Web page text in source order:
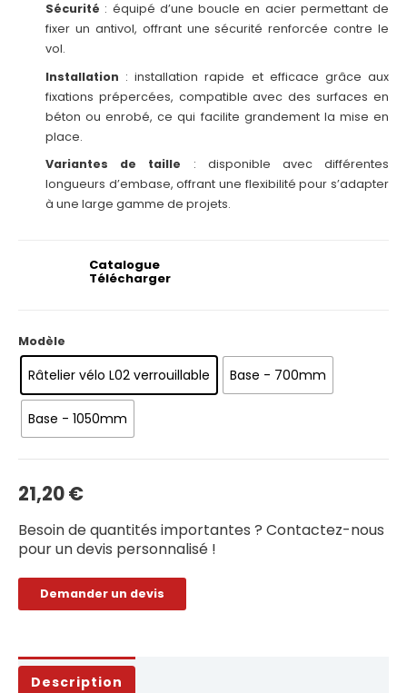
Sécurité : équipé d’une boucle en acier permettant de
fixer un antivol, offrant une sécurité renforcée contre le
vol.
Installation : installation rapide et efficace grâce aux
fixations prépercées, compatible avec des surfaces en
béton ou enrobé, ce qui facilite grandement la mise en
place.
Variantes de taille : disponible avec différentes
longueurs d’embase, offrant une flexibilité pour s’adapter
à une large gamme de projets.
Catalogue
Télécharger
Modèle
Râtelier vélo L02 verrouillable Base - 700mm
Base - 1050mm
21,20€
Besoin de quantités importantes ? Contactez-nous
pour un devis personnalisé !
Demander un devis
Description